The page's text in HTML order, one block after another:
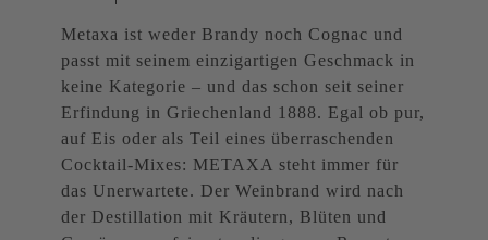
Metaxa ist weder Brandy noch Cognac und
passt mit seinem einzigartigen Geschmack in
keine Kategorie – und das schon seit seiner
Erfindung in Griechenland 1888. Egal ob pur,
auf Eis oder als Teil eines überraschenden
Cocktail-Mixes: METAXA steht immer für
das Unerwartete. Der Weinbrand wird nach
der Destillation mit Kräutern, Blüten und